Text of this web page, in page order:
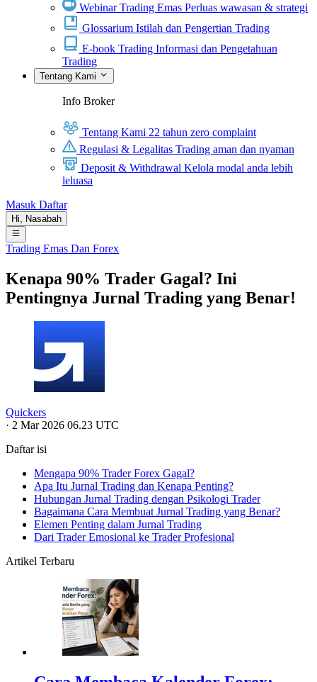
Webinar Trading Emas Perluas wawasan & strategi
Glossarium Istilah dan Pengertian Trading
E-book Trading Informasi dan Pengetahuan
Trading
Tentang Kami
Info Broker
Tentang Kami 22 tahun zero complaint
Regulasi & Legalitas Trading aman dan nyaman
Deposit & Withdrawal Kelola modal anda lebih
leluasa
Masuk Daftar
Hi, Nasabah
Trading Emas Dan Forex
Kenapa 90% Trader Gagal? Ini
Pentingnya Jurnal Trading yang Benar!
Quickers
· 2 Mar 2026 06.23 UTC
Daftar isi
Mengapa 90% Trader Forex Gagal?
Apa Itu Jurnal Trading dan Kenapa Penting?
Hubungan Jurnal Trading dengan Psikologi Trader
Bagaimana Cara Membuat Jurnal Trading yang Benar?
Elemen Penting dalam Jurnal Trading
Dari Trader Emosional ke Trader Profesional
Artikel Terbaru